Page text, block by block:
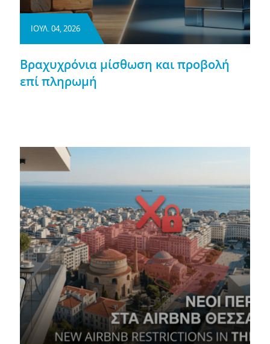
ΙΟΥΛ. 04, 2026
Βραχυχρόνια μίσθωση και προβολή
επί πληρωμή